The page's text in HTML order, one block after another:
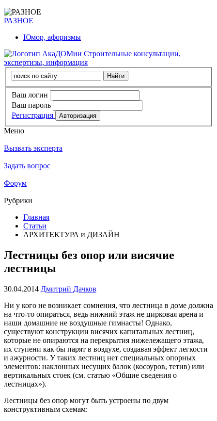
РАЗНОЕ
Юмор, афоризмы
Строительные консультации,
экспертизы, информация
Ваш логин
Ваш пароль
Регистрация
Меню
Вызвать эксперта
Задать вопрос
Форум
Рубрики
Главная
Статьи
АРХИТЕКТУРА и ДИЗАЙН
Лестницы без опор или висячие
лестницы
30.04.2014 Дмитрий Дачков
Ни у кого не возникает сомнения, что лестница в доме должна
на что-то опираться, ведь нижний этаж не цирковая арена и
наши домашние не воздушные гимнасты! Однако,
существуют конструкции висячих капитальных лестниц,
которые не опираются на перекрытия нижележащего этажа,
их ступени как бы парят в воздухе, создавая эффект легкости
и ажурности. У таких лестниц нет специальных опорных
элементов: наклонных несущих балок (косоуров, тетив) или
вертикальных стоек (см. статью «Общие сведения о
лестницах»).
Лестницы без опор могут быть устроены по двум
конструктивным схемам: